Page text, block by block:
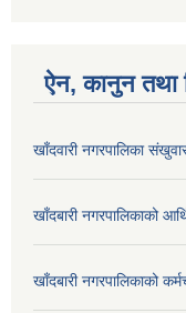
ऐन, कानुन तथा
खाँदवारी नगरपालिका
खाँदबारी नगरपालिकाको
खाँदबारी नगरपालिकाको